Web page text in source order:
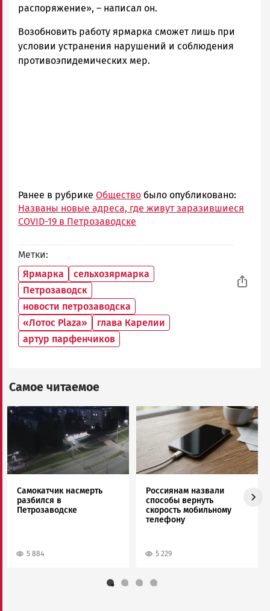
распоряжение», – написал он.
Возобновить работу ярмарка сможет лишь при
условии устранения нарушений и соблюдения
противоэпидемических мер.
Ранее в рубрике Общество было опубликовано:
Названы новые адреса, где живут заразившиеся
СOVID-19 в Петрозаводске
Метки
Ярмарка
сельхозярмарка
Петрозаводск
новости петрозаводска
«Лотос Plaza»
глава Карелии
артур парфенчиков
Самое читаемое
Image
Самокатчик насмерть
разбился в
Петрозаводске
5 884
Image
Россиянам назвали
способы вернуть
скорость мобильному
телефону
5 229